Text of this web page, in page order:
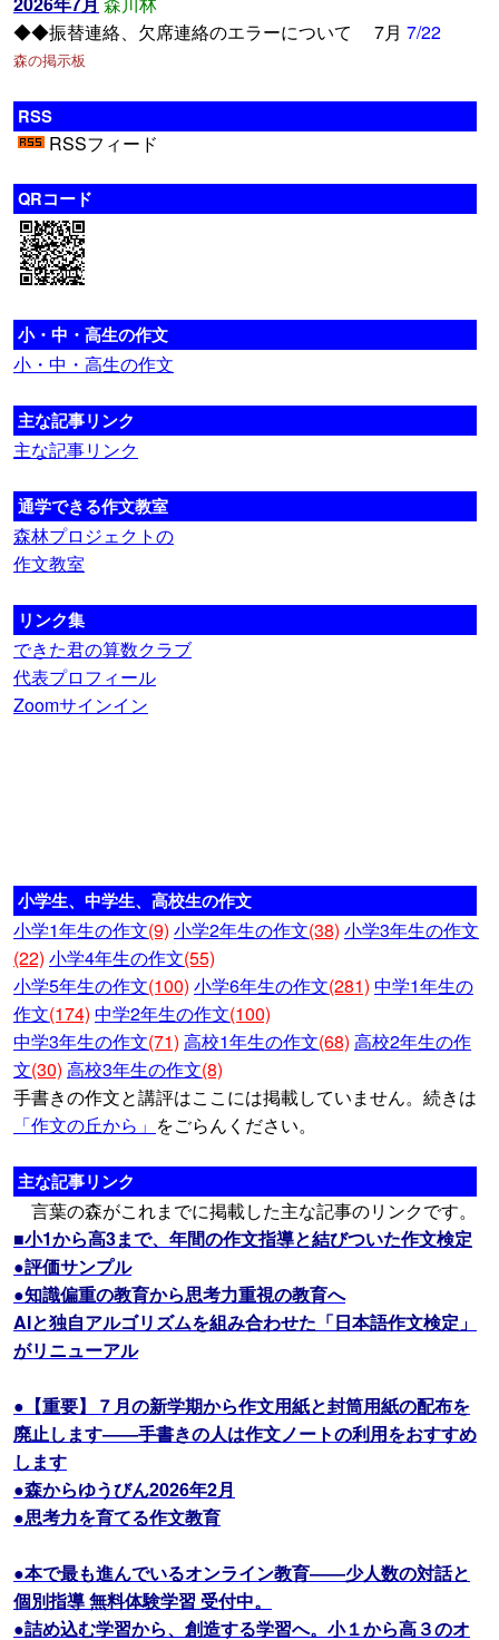
◆◆振替連絡、欠席連絡のエラーについて 7月 7/22
森の掲示板
RSS
RSSフィード
QRコード
小・中・高生の作文
小・中・高生の作文
主な記事リンク
主な記事リンク
通学できる作文教室
森林プロジェクトの
作文教室
リンク集
できた君の算数クラブ
代表プロフィール
Zoomサインイン
小学生、中学生、高校生の作文
小学1年生の作文(9) 小学2年生の作文(38) 小学3年生の作文
(22) 小学4年生の作文(55)
小学5年生の作文(100) 小学6年生の作文(281) 中学1年生の
作文(174) 中学2年生の作文(100)
中学3年生の作文(71) 高校1年生の作文(68) 高校2年生の作
文(30) 高校3年生の作文(8)
手書きの作文と講評はここには掲載していません。続きは
「作文の丘から」 をごらんください。
主な記事リンク
言葉の森がこれまでに掲載した主な記事のリンクです。
■小1から高3まで、年間の作文指導と結びついた作文検定
●評価サンプル
●知識偏重の教育から思考力重視の教育へ
AIと独自アルゴリズムを組み合わせた「日本語作文検定」
がリニューアル
●【重要】７月の新学期から作文用紙と封筒用紙の配布を
廃止します――手書きの人は作文ノートの利用をおすすめ
します
●森からゆうびん2026年2月
●思考力を育てる作文教育
●本で最も進んでいるオンライン教育――少人数の対話と
個別指導 無料体験学習 受付中。
●詰め込む学習から、創造する学習へ。小１から高３のオ